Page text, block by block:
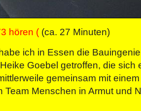
hören ( (ca. 27 Minuten)
ich in Essen die
Goebel getroffen, die sich
gemeinsam mit
Team Menschen in Armut und